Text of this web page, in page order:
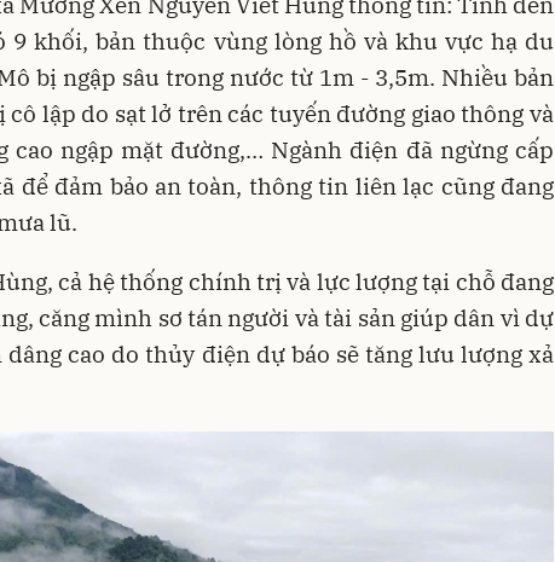
9 khối, bản thuộc vùng lòng hồ và khu vực hạ du
bị ngập sâu trong nước từ 1m - 3,5m. Nhiều bản
cô lập do sạt lở trên các tuyến đường giao thông và
cao ngập mặt đường,… Ngành điện đã ngừng cấp
để đảm bảo an toàn, thông tin liên lạc cũng đang
lũ.
cả hệ thống chính trị và lực lượng tại chỗ đang
căng mình sơ tán người và tài sản giúp dân vì dự
dâng cao do thủy điện dự báo sẽ tăng lưu lượng xả